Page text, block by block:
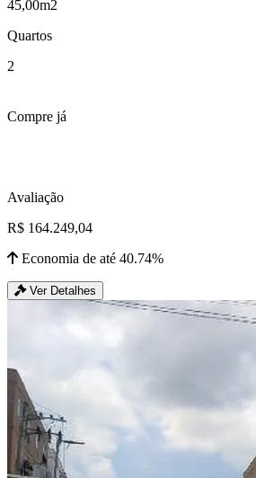
45,00m2
Quartos
2
Compre já
Avaliação
R$ 164.249,04
Economia de até 40.74%
Ver Detalhes